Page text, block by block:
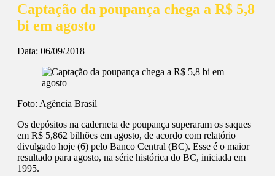
Captação da poupança chega a R$ 5,8
bi em agosto
Data: 06/09/2018
Foto: Agência Brasil
Os depósitos na caderneta de poupança superaram os saques
em R$ 5,862 bilhões em agosto, de acordo com relatório
divulgado hoje (6) pelo Banco Central (BC). Esse é o maior
resultado para agosto, na série histórica do BC, iniciada em
1995.